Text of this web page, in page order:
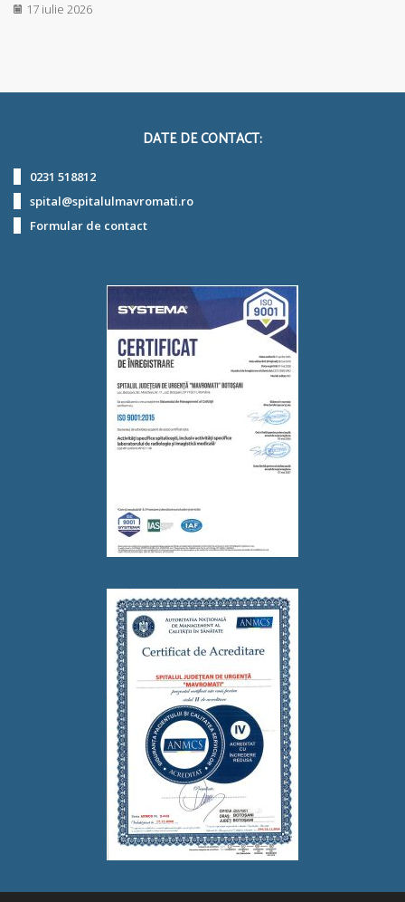
17 iulie 2026
DATE DE CONTACT:
0231 518812
spital@spitalulmavromati.ro
Formular de contact